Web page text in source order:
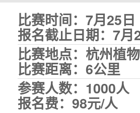
比赛时间：7月25日
报名截止日期：7
比赛地点：杭州植
比赛距离：6公里
参赛人数：1000人
报名费：98元/人